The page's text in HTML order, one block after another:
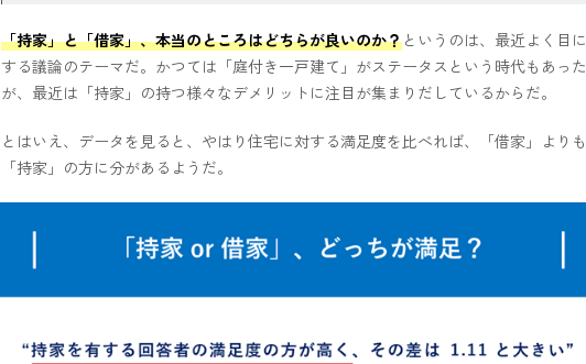
「持家」と「借家」、本当のところはどちらが良いのか？というのは、最近よく目に
する議論のテーマだ。かつては「庭付き一戸建て」がステータスという時代もあった
が、最近は「持家」の持つ様々なデメリットに注目が集まりだしているからだ。
とはいえ、データを見ると、やはり住宅に対する満足度を比べれば、「借家」よりも
「持家」の方に分があるようだ。